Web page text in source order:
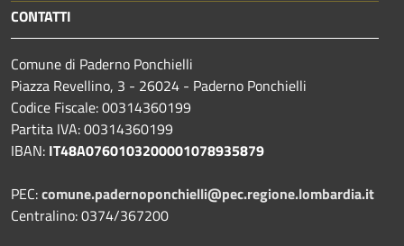
CONTATTI
Comune di Paderno Ponchielli
Piazza Revellino, 3 - 26024 - Paderno Ponchielli
Codice Fiscale: 00314360199
Partita IVA: 00314360199
IBAN: IT48A0760103200001078935879
PEC:comune.padernoponchielli@pec.regione.lombardia.it
Centralino: 0374/367200